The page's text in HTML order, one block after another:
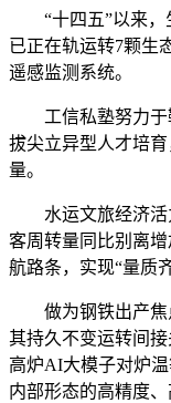
“十四五”以来，
已正在轨运转7颗生
遥感监测系统。
工信私塾努力于
拔尖立异型人才培
量。
水运文旅经济活
客周转量同比别离增
航路条，实现“量质
做为钢铁出产焦点
其持久不变运转间
高炉AI大模子对炉
内部形态的高精度、